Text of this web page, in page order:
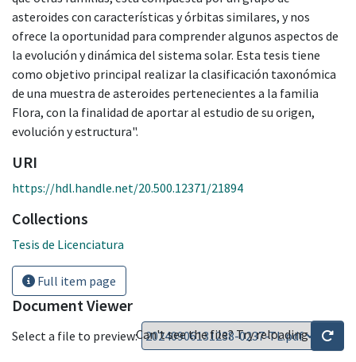
asteroides con características y órbitas similares, y nos
ofrece la oportunidad para comprender algunos aspectos de
la evolución y dinámica del sistema solar. Esta tesis tiene
como objetivo principal realizar la clasificación taxonómica
de una muestra de asteroides pertenecientes a la familia
Flora, con la finalidad de aportar al estudio de su origen,
evolución y estructura".
URI
https://hdl.handle.net/20.500.12371/21894
Collections
Tesis de Licenciatura
Full item page
Document Viewer
Select a file to preview:Can't see the file? Try reloading